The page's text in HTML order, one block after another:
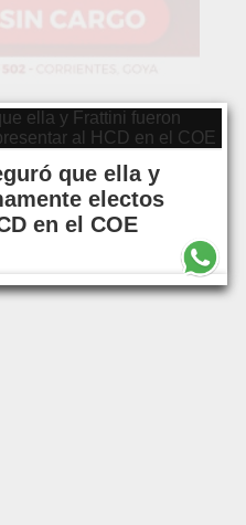
que ella y
electos
en el COE